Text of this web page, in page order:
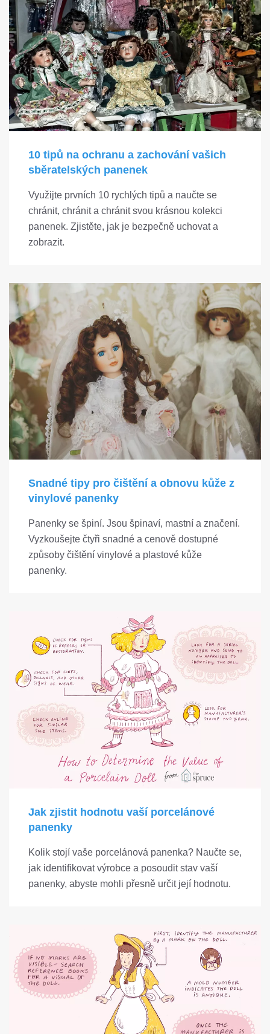
10 tipů na ochranu a zachování vašich
sběratelských panenek
Využijte prvních 10 rychlých tipů a naučte se
chránit, chránit a chránit svou krásnou kolekci
panenek. Zjistěte, jak je bezpečně uchovat a
zobrazit.
Snadné tipy pro čištění a obnovu kůže z
vinylové panenky
Panenky se špiní. Jsou špinaví, mastní a značení.
Vyzkoušejte čtyři snadné a cenově dostupné
způsoby čištění vinylové a plastové kůže
panenky.
Jak zjistit hodnotu vaší porcelánové
panenky
Kolik stojí vaše porcelánová panenka? Naučte se,
jak identifikovat výrobce a posoudit stav vaší
panenky, abyste mohli přesně určit její hodnotu.